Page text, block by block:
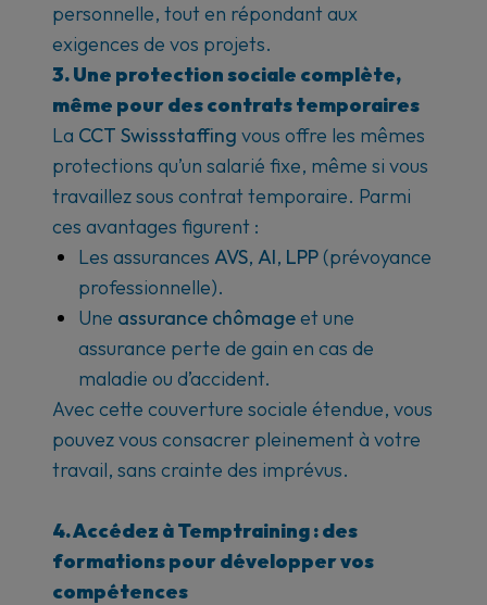
personnelle, tout en répondant aux
exigences de vos projets.
3. Une protection sociale complète,
même pour des contrats temporaires
La CCT Swissstaffing vous offre les mêmes
protections qu’un salarié fixe, même si vous
travaillez sous contrat temporaire. Parmi
ces avantages figurent :
Les assurances AVS, AI, LPP(prévoyance
professionnelle).
Une assurance chômageet une
assurance perte de gain en cas de
maladie ou d’accident.
Avec cette couverture sociale étendue, vous
pouvez vous consacrer pleinement à votre
travail, sans crainte des imprévus.
4. Accédez à Temptraining : des
formations pour développer vos
compétences